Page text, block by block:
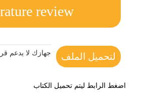
review
لتحميل الملف جهازك لا يدعم
اضغط الرابط ليتم تحميل الكتاب